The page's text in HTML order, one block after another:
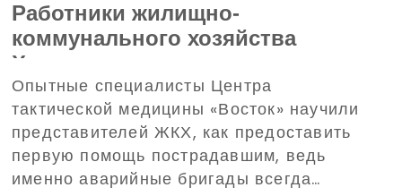
Работники жилищно-
коммунального хозяйства
Харькова прошли тренинг по
домедицинской помощи,
организованный
Благотворительным фондом
Дениса Парамонова
Опытные специалисты Центра
тактической медицины «Восток» научили
представителей ЖКХ, как предоставить
первую помощь пострадавшим, ведь
именно аварийные бригады всегда